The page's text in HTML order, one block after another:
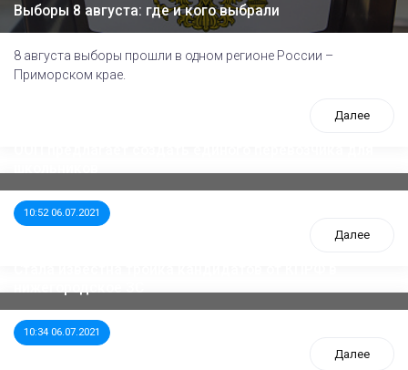
Выборы 8 августа: где и кого выбрали
8 августа выборы прошли в одном регионе России –
Приморском крае.
Далее
10:52 06.07.2021
Далее
10:34 06.07.2021
Далее